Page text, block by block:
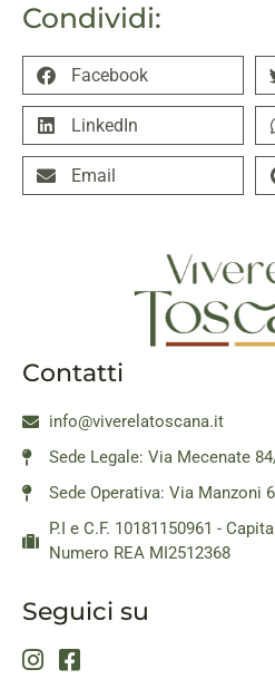
Condividi:
Facebook
LinkedIn
Email
Contatti
info@viverelatoscana.it
Sede Legale: Via Mecenate
Sede Operativa: Via Manzoni
P.I e C.F. 10181150961 -
Numero REA MI2512368
Seguici su